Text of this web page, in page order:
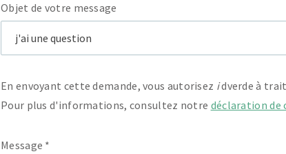
Objet de votre message
En envoyant cette demande, vous autorisez idverde à
Pour plus d'informations, consultez notre déclaration
Message *